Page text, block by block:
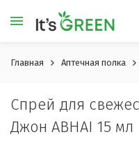
Главная Аптечная полка
Спрей для
Джон ABHAI 15 мл